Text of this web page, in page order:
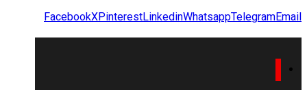
FacebookXPinterestLinkedinWhatsappTelegramEmail